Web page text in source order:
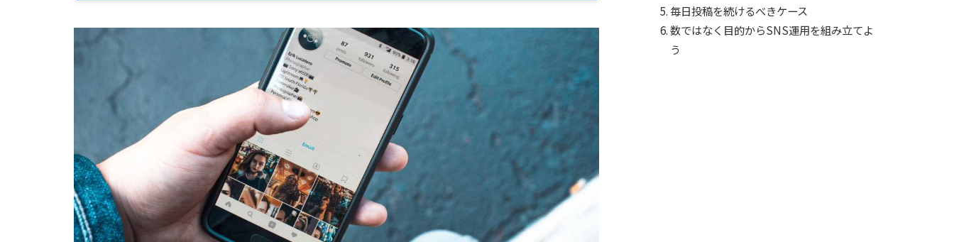
毎日投稿を続けるべきケース
数ではなく目的からSNS運用を組み立てよ
う